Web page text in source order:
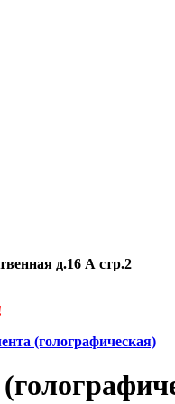
д.16 А стр.2
(голографическая)